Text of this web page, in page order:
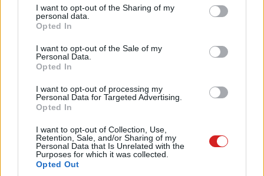
not limited to your visit or usage behaviour. You may click to
grant or deny consent to Google and its third-party tags to
use your data for below specified purposes in below Google
consent section.
I want to opt-out of the Sharing of my
personal data.
Opted In
I want to opt-out of the Sale of my
Personal Data.
Opted In
I want to opt-out of processing my
Personal Data for Targeted Advertising.
Opted In
I want to opt-out of Collection, Use,
Retention, Sale, and/or Sharing of my
Personal Data that Is Unrelated with the
Purposes for which it was collected.
Opted Out
Balatonalmádiban.
#revil
Többet kereshet a játékokkal az